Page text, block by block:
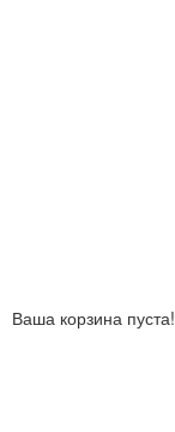
Ваша корзина пуста!